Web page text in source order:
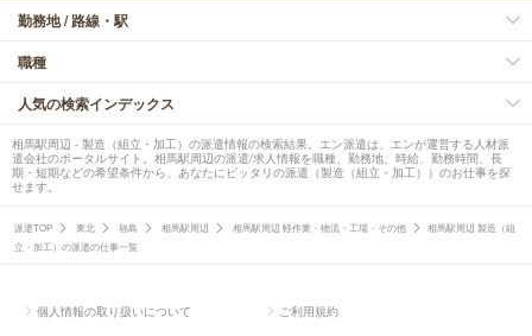
勤務地 / 路線・駅
職種
人気の検索インデックス
相馬駅周辺 - 製造（組立・加工）の派遣情報の検索結果。エン派遣は、エンが運営する人材派
遣会社のポータルサイト。相馬駅周辺の派遣/求人情報を職種、勤務地、時給、勤務時間、長
期・短期などの希望条件から、あなたにピッタリの派遣（製造（組立・加工））のお仕事を探
せます。
派遣TOP 東北 福島 相馬駅周辺 相馬駅周辺 軽作業・物流・工場・その他
相馬駅周辺 製造（組
立・加工）の派遣の仕事一覧
個人情報の取り扱いについて ご利用規約